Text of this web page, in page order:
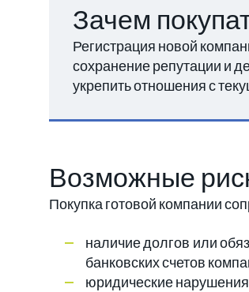
Зачем
Регистрация новой
сохранение репутации и
укрепить отношения с
Возможные
Покупка готовой компании
наличие долгов или
банковских счетов
юридические